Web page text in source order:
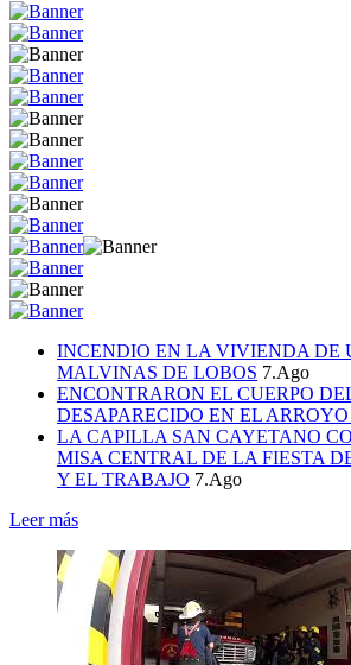
INCENDIO EN LA VIVIENDA DE
MALVINAS DE LOBOS 7.Ago
ENCONTRARON EL CUERPO
DESAPARECIDO EN EL
LA CAPILLA SAN CAYETANO
MISA CENTRAL DE LA FIESTA
Y EL TRABAJO 7.Ago
Leer más